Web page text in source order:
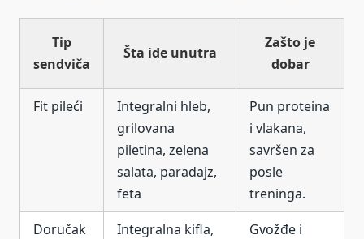
Tip
sendviča
Šta ide unutra
Zašto je
dobar
Fit pileći
Integralni hleb,
grilovana
piletina, zelena
salata, paradajz,
feta
Pun proteina
i vlakana,
savršen za
posle
treninga.
Doručak
Integralna kifla,
Gvožđe i